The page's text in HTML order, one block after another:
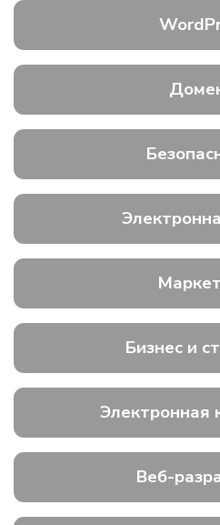
Бизнес и
Электронная
Веб-